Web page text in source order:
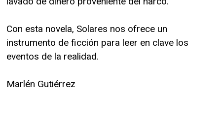
Con esta novela, Solares nos ofrece un
instrumento de ficción para leer en clave los
eventos de la realidad.
Marlén Gutiérrez